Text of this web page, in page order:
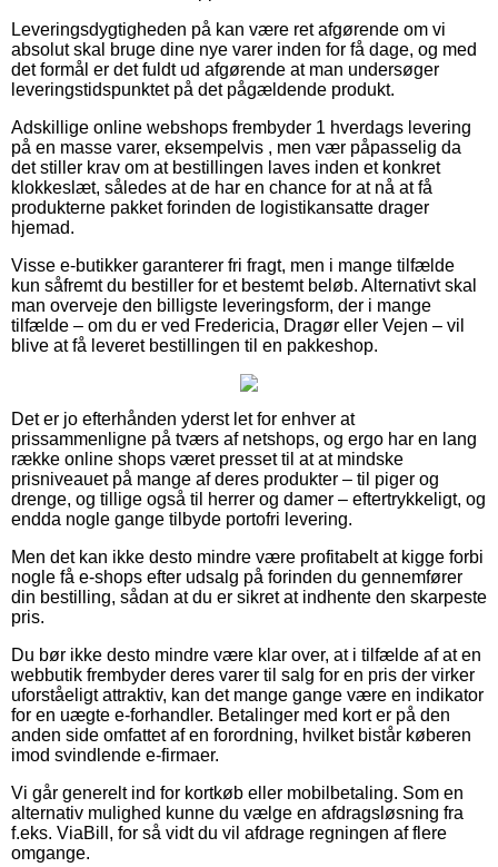
Leveringsdygtigheden på kan være ret afgørende om vi
absolut skal bruge dine nye varer inden for få dage, og med
det formål er det fuldt ud afgørende at man undersøger
leveringstidspunktet på det pågældende produkt.
Adskillige online webshops frembyder 1 hverdags levering
på en masse varer, eksempelvis , men vær påpasselig da
det stiller krav om at bestillingen laves inden et konkret
klokkeslæt, således at de har en chance for at nå at få
produkterne pakket forinden de logistikansatte drager
hjemad.
Visse e-butikker garanterer fri fragt, men i mange tilfælde
kun såfremt du bestiller for et bestemt beløb. Alternativt skal
man overveje den billigste leveringsform, der i mange
tilfælde – om du er ved Fredericia, Dragør eller Vejen – vil
blive at få leveret bestillingen til en pakkeshop.
Det er jo efterhånden yderst let for enhver at
prissammenligne på tværs af netshops, og ergo har en lang
række online shops været presset til at at mindske
prisniveauet på mange af deres produkter – til piger og
drenge, og tillige også til herrer og damer – eftertrykkeligt, og
endda nogle gange tilbyde portofri levering.
Men det kan ikke desto mindre være profitabelt at kigge forbi
nogle få e-shops efter udsalg på forinden du gennemfører
din bestilling, sådan at du er sikret at indhente den skarpeste
pris.
Du bør ikke desto mindre være klar over, at i tilfælde af at en
webbutik frembyder deres varer til salg for en pris der virker
uforståeligt attraktiv, kan det mange gange være en indikator
for en uægte e-forhandler. Betalinger med kort er på den
anden side omfattet af en forordning, hvilket bistår køberen
imod svindlende e-firmaer.
Vi går generelt ind for kortkøb eller mobilbetaling. Som en
alternativ mulighed kunne du vælge en afdragsløsning fra
f.eks. ViaBill, for så vidt du vil afdrage regningen af flere
omgange.